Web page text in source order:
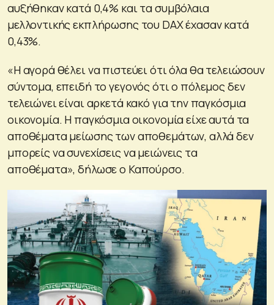
αυξήθηκαν κατά 0,4% και τα συμβόλαια
μελλοντικής εκπλήρωσης του DAX έχασαν κατά
0,43%.
«Η αγορά θέλει να πιστεύει ότι όλα θα τελειώσουν
σύντομα, επειδή το γεγονός ότι ο πόλεμος δεν
τελειώνει είναι αρκετά κακό για την παγκόσμια
οικονομία. Η παγκόσμια οικονομία είχε αυτά τα
αποθέματα μείωσης των αποθεμάτων, αλλά δεν
μπορείς να συνεχίσεις να μειώνεις τα
αποθέματα», δήλωσε ο Καπούρσο.